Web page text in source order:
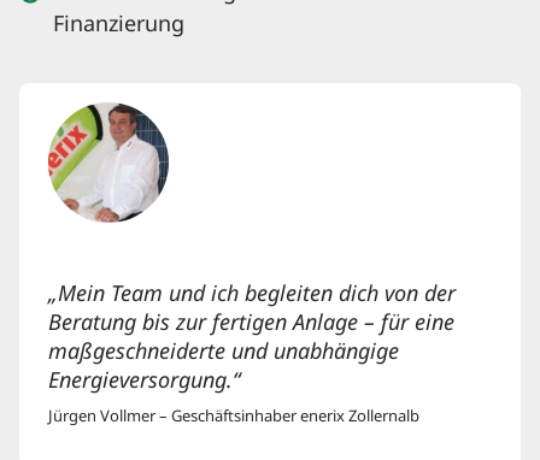
Finanzierung
„Mein Team und ich begleiten dich von der
Beratung bis zur fertigen Anlage – für eine
maßgeschneiderte und unabhängige
Energieversorgung.“
Jürgen Vollmer – Geschäftsinhaber enerix Zollernalb